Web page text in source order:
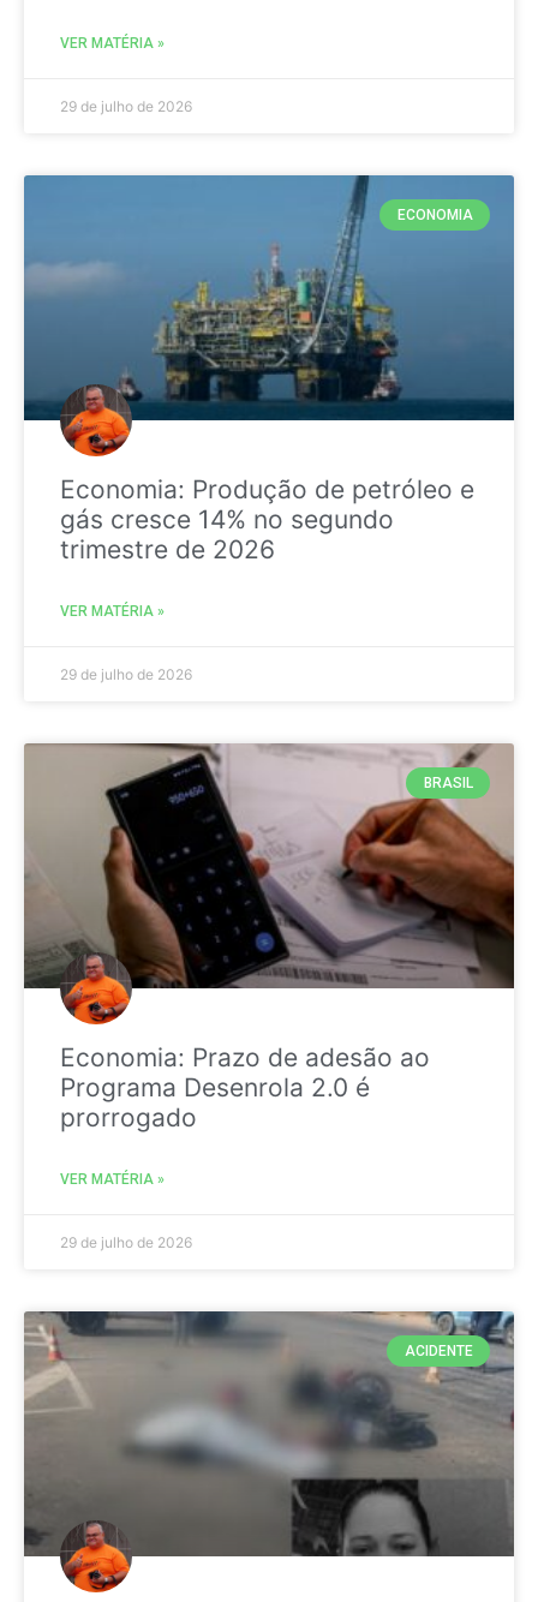
VER MATÉRIA »
29 de julho de 2026
ECONOMIA
Economia: Produção de petróleo e
gás cresce 14% no segundo
trimestre de 2026
VER MATÉRIA »
29 de julho de 2026
BRASIL
Economia: Prazo de adesão ao
Programa Desenrola 2.0 é
prorrogado
VER MATÉRIA »
29 de julho de 2026
ACIDENTE